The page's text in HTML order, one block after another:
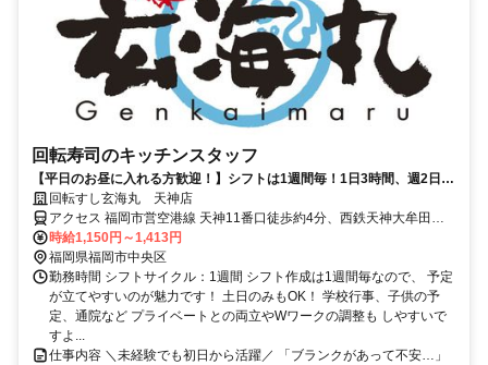
回転寿司のキッチンスタッフ
【平日のお昼に入れる方歓迎！】シフトは1週間毎！1日3時間、週2日～
◎食事補助あり(寿司1皿60円～等)
回転すし玄海丸 天神店
アクセス 福岡市営空港線 天神11番口徒歩約4分、西鉄天神大牟田線
西鉄福岡(天神)北口徒歩約6分、福岡市営七隈線 天神南2番口徒歩約
10分 天神駅から徒歩3分（西1番出口から徒歩30秒）
時給1,150円～1,413円
福岡県福岡市中央区
勤務時間 シフトサイクル：1週間 シフト作成は1週間毎なので、 予定
が立てやすいのが魅力です！ 土日のみもOK！ 学校行事、子供の予
定、通院など プライベートとの両立やWワークの調整も しやすいで
すよ...
仕事内容 ＼未経験でも初日から活躍／ 「ブランクがあって不安…」